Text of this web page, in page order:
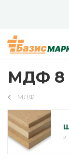
МДФ 8
МДФ
2